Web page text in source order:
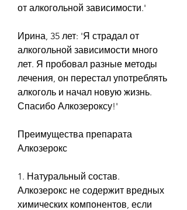
от алкогольной зависимости.'
Ирина, 35 лет: 'Я страдал от
алкогольной зависимости много
лет. Я пробовал разные методы
лечения, он перестал употреблять
алкоголь и начал новую жизнь.
Спасибо Алкозероксу!'
Преимущества препарата
Алкозерокс
1. Натуральный состав.
Алкозерокс не содержит вредных
химических компонентов, если